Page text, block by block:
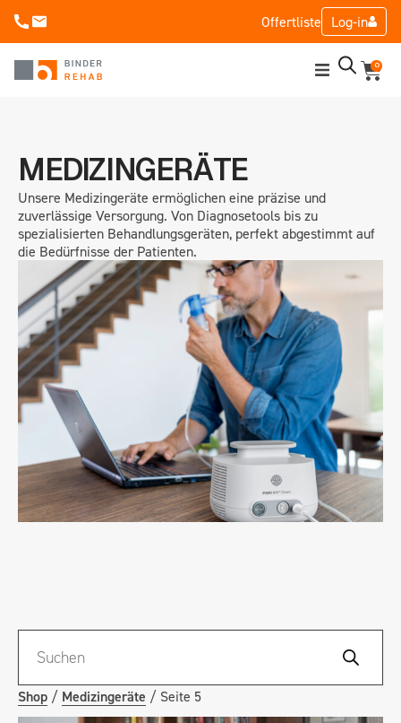
Offertliste Log-in
Shop
Aktion
Mieten
Service & Wartung
Unternehmen
0
MEDIZINGERÄTE
Unsere Medizingeräte ermöglichen eine präzise und
zuverlässige Versorgung. Von Diagnosetools bis zu
spezialisierten Behandlungsgeräten, perfekt abgestimmt auf
die Bedürfnisse der Patienten.
Shop / Medizingeräte / Seite 5